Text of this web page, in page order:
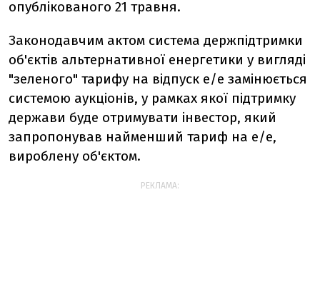
опублікованого 21 травня.
Законодавчим актом система держпідтримки
об'єктів альтернативної енергетики у вигляді
"зеленого" тарифу на відпуск е/е замінюється
системою аукціонів, у рамках якої підтримку
держави буде отримувати інвестор, який
запропонував найменший тариф на е/е,
вироблену об'єктом.
РЕКЛАМА: